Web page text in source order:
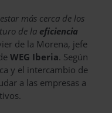
más cerca de los
de la eficiencia
de la Morena, jefe
WEG Iberia. Según
y el intercambio de
a las empresas a